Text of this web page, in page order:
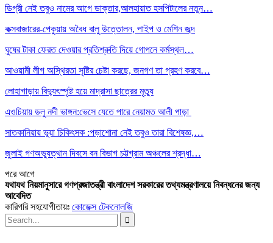
ডিগ্রী নেই তবুও নামের আগে ডাক্তার,আলহায়াত হসপিটালের নতুন…
কক্সবাজারের-পেকুয়ায় অবৈধ বালু উত্তোলন, পাইপ ও মেশিন জব্দ
ঘুষের টাকা ফেরত দেওয়ার প্রতিশ্রুতি দিয়ে গোপনে কর্মস্থল…
আওয়ামী লীগ অস্থিরতা সৃষ্টির চেষ্টা করছে, জনগণ তা গ্রহণ করবে…
লোহাগাড়ায় বিদ্যুৎস্পৃষ্ট হয়ে মাদ্রাসা ছাত্রের মৃত্যু
এওচিয়ায় ডলু নদী ভাঙ্গন:ভেসে যেতে পারে নেয়ামত আলী পাড়া
সাতকানিয়ায় ভূয়া চিকিৎসক :পড়াশোনা নেই তবুও তারা বিশেষজ্ঞ,…
জুলাই গণঅভ্যুত্থান দিবসে বন বিভাগ চট্টগ্রাম অঞ্চলের শ্রদ্ধা…
পরেআগে
যথাযথ নিয়মানুসারে গণপ্রজাতন্ত্রী বাংলাদেশ সরকারের তথ্যমন্ত্রণালয়ে নিবন্ধনের জন্য
আবেদিত
কারিগরি সহযোগীতায়ঃ কোডেক্স টেকনোলজি